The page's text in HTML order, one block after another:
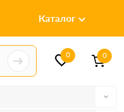
Каталог
0 0